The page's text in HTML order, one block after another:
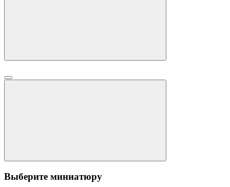
Выберите миниатюру